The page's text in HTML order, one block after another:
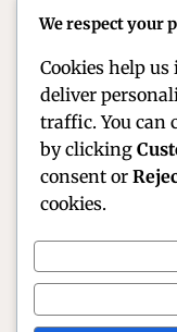
dan
Official Site of
Motorsport
We respect your
Cookies help
deliver
traffic. You can
by clicking
consent or
cookies.